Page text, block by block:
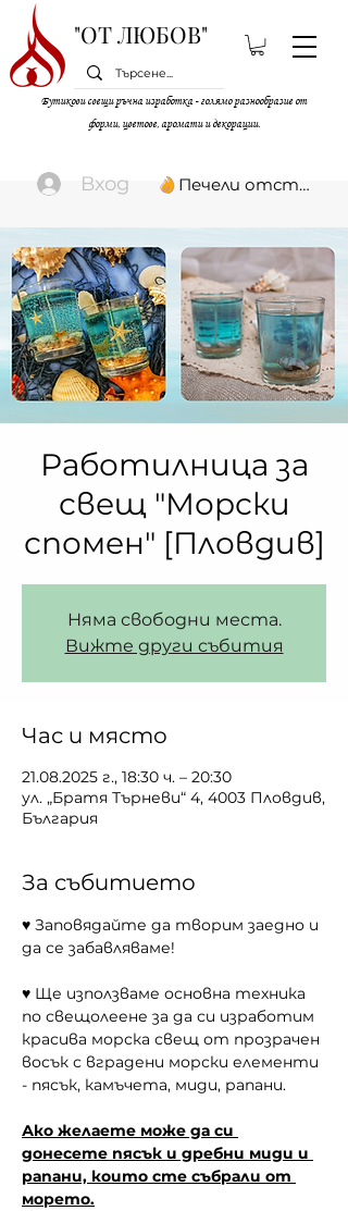
"ОТ ЛЮБОВ"
Бутикови свещи ръчна изработка - голямо разнообразие от
форми, цветове, аромати и декорации.
Вход Печели отстъпки
Работилница за
свещ "Морски
спомен" [Пловдив]
Няма свободни места.
Вижте други събития
Час и място
21.08.2025 г., 18:30 ч. – 20:30
ул. „Братя Търневи“ 4, 4003 Пловдив,
България
За събитието
♥ Заповядайте да творим заедно и
да се забавляваме!
♥ Ще използваме основна техника
по свещолеене за да си изработим
красива морска свещ от прозрачен
восък с вградени морски елементи
- пясък, камъчета, миди, рапани.
Ако желаете може да си
донесете пясък и дребни миди и
рапани, които сте събрали от
морето.